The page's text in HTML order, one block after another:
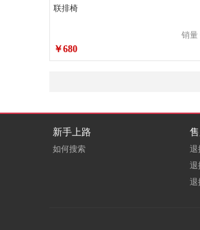
联排椅
销量
￥680
新手上路
如何搜索
退
退
退